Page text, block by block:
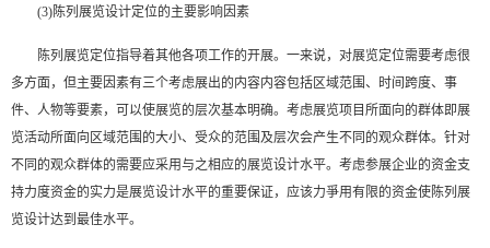
(3)陈列展览设计定位的主要影响因素
陈列展览定位指导着其他各项工作的开展。一来说，对展览定位需要考虑很
多方面，但主要因素有三个考虑展出的内容内容包括区域范围、时间跨度、事
件、人物等要素，可以使展览的层次基本明确。考虑展览项目所面向的群体即展
览活动所面向区域范围的大小、受众的范围及层次会产生不同的观众群体。针对
不同的观众群体的需要应采用与之相应的展览设计水平。考虑参展企业的资金支
持力度资金的实力是展览设计水平的重要保证，应该力爭用有限的资金使陈列展
览设计达到最佳水平。